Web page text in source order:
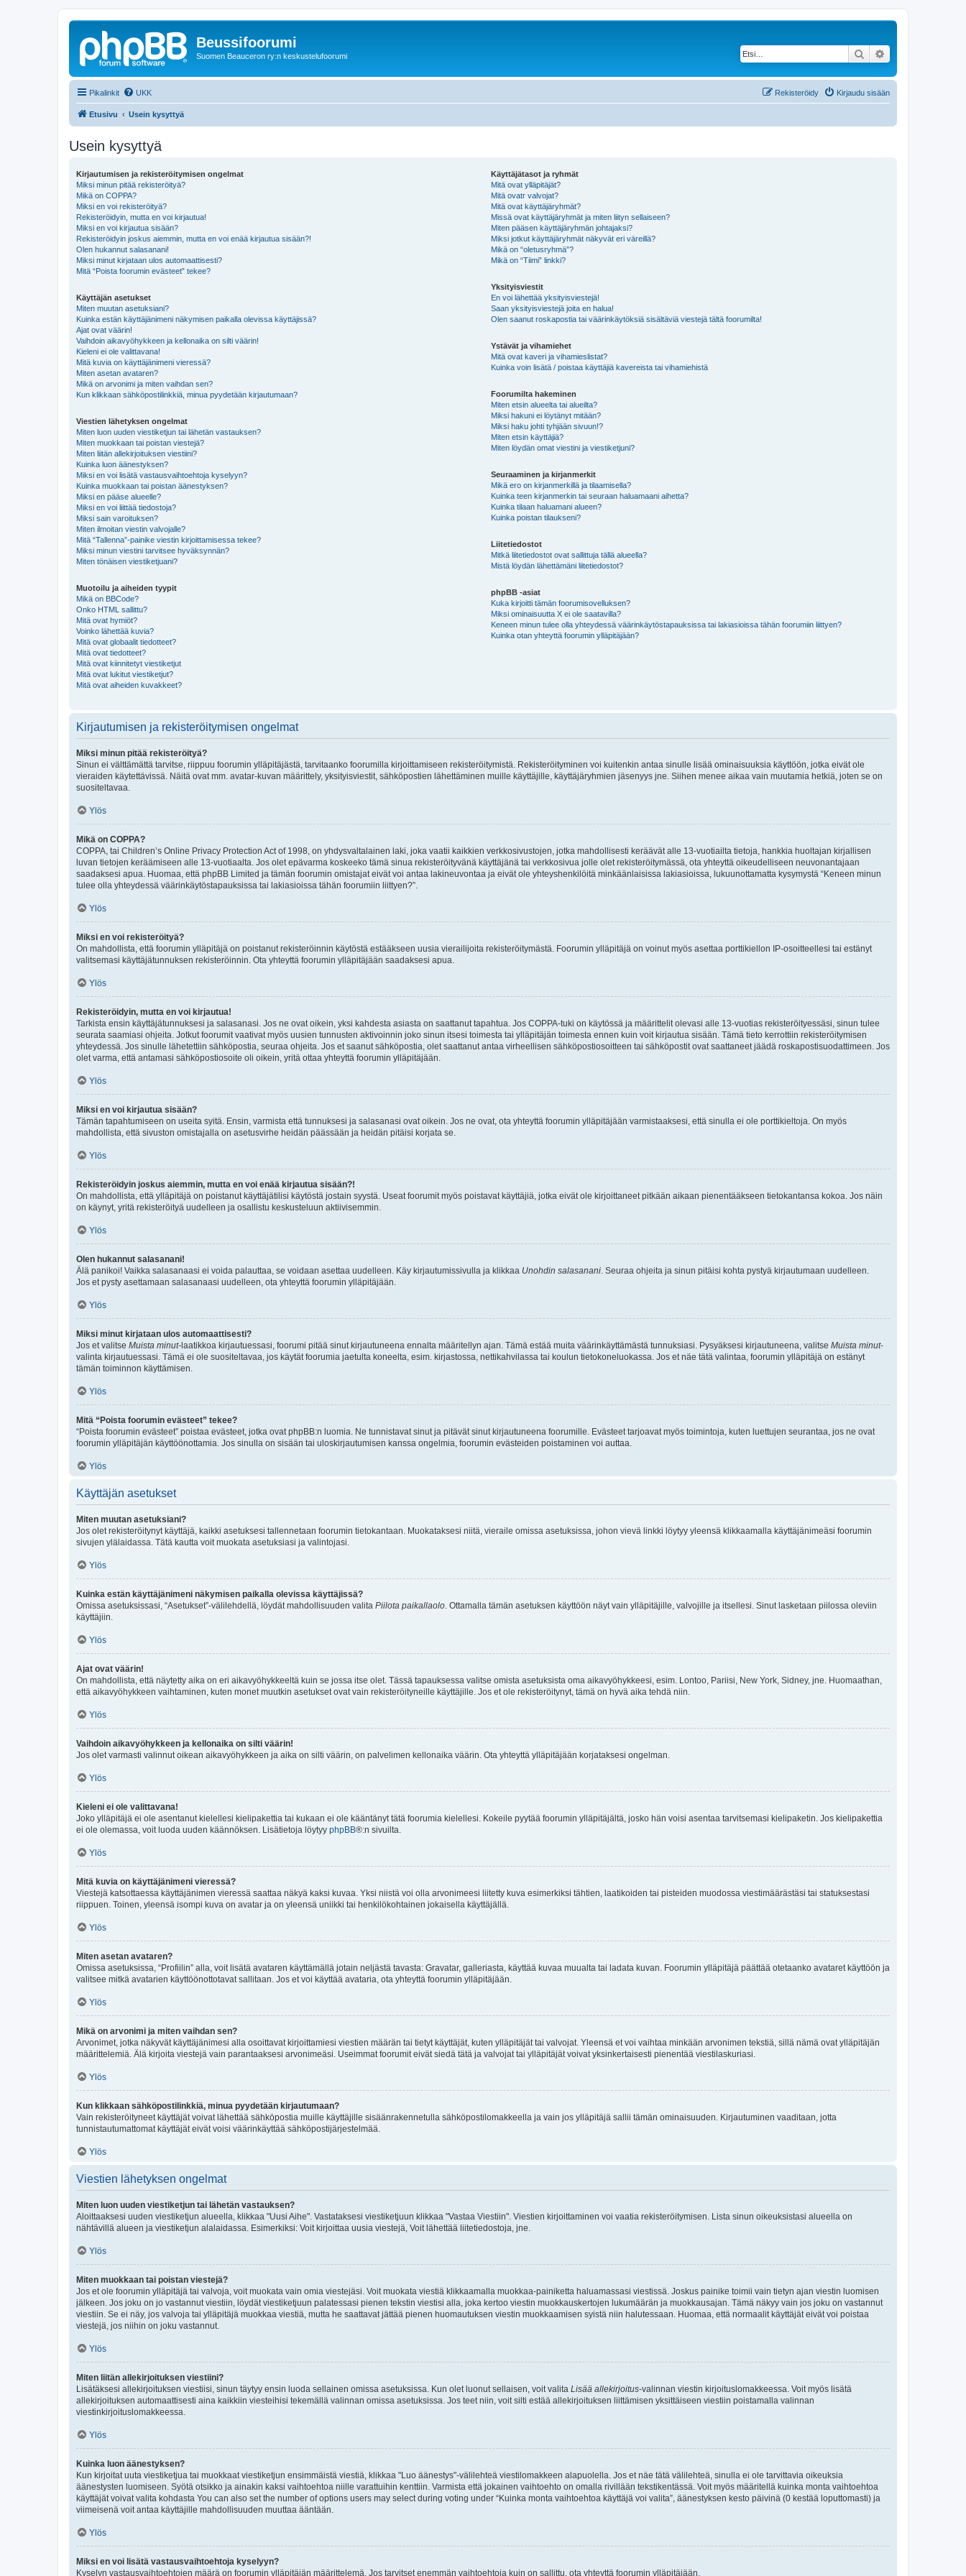
Beussifoorumi
Suomen Beauceron ry:n keskustelufoorumi Etsi
Pikalinkit UKK Kirjaudu sisään
Rekisteröidy
Etusivu Usein kysyttyä
Usein kysyttyä
Kirjautumisen ja rekisteröitymisen ongelmat
Miksi minun pitää rekisteröityä?
Mikä on COPPA?
Miksi en voi rekisteröityä?
Rekisteröidyin, mutta en voi kirjautua!
Miksi en voi kirjautua sisään?
Rekisteröidyin joskus aiemmin, mutta en voi enää kirjautua sisään?!
Olen hukannut salasanani!
Miksi minut kirjataan ulos automaattisesti?
Mitä “Poista foorumin evästeet” tekee?
Käyttäjän asetukset
Miten muutan asetuksiani?
Kuinka estän käyttäjänimeni näkymisen paikalla olevissa käyttäjissä?
Ajat ovat väärin!
Vaihdoin aikavyöhykkeen ja kellonaika on silti väärin!
Kieleni ei ole valittavana!
Mitä kuvia on käyttäjänimeni vieressä?
Miten asetan avataren?
Mikä on arvonimi ja miten vaihdan sen?
Kun klikkaan sähköpostilinkkiä, minua pyydetään kirjautumaan?
Viestien lähetyksen ongelmat
Miten luon uuden viestiketjun tai lähetän vastauksen?
Miten muokkaan tai poistan viestejä?
Miten liitän allekirjoituksen viestiini?
Kuinka luon äänestyksen?
Miksi en voi lisätä vastausvaihtoehtoja kyselyyn?
Kuinka muokkaan tai poistan äänestyksen?
Miksi en pääse alueelle?
Miksi en voi liittää tiedostoja?
Miksi sain varoituksen?
Miten ilmoitan viestin valvojalle?
Mitä “Tallenna”-painike viestin kirjoittamisessa tekee?
Miksi minun viestini tarvitsee hyväksynnän?
Miten tönäisen viestiketjuani?
Muotoilu ja aiheiden tyypit
Mikä on BBCode?
Onko HTML sallittu?
Mitä ovat hymiöt?
Voinko lähettää kuvia?
Mitä ovat globaalit tiedotteet?
Mitä ovat tiedotteet?
Mitä ovat kiinnitetyt viestiketjut
Mitä ovat lukitut viestiketjut?
Mitä ovat aiheiden kuvakkeet?
Käyttäjätasot ja ryhmät
Mitä ovat ylläpitäjät?
Mitä ovatr valvojat?
Mitä ovat käyttäjäryhmät?
Missä ovat käyttäjäryhmät ja miten liityn sellaiseen?
Miten pääsen käyttäjäryhmän johtajaksi?
Miksi jotkut käyttäjäryhmät näkyvät eri väreillä?
Mikä on “oletusryhmä”?
Mikä on “Tiimi” linkki?
Yksityisviestit
En voi lähettää yksityisviestejä!
Saan yksityisviestejä joita en halua!
Olen saanut roskapostia tai väärinkäytöksiä sisältäviä viestejä tältä foorumilta!
Ystävät ja vihamiehet
Mitä ovat kaveri ja vihamieslistat?
Kuinka voin lisätä / poistaa käyttäjiä kavereista tai vihamiehistä
Foorumilta hakeminen
Miten etsin alueelta tai alueilta?
Miksi hakuni ei löytänyt mitään?
Miksi haku johti tyhjään sivuun!?
Miten etsin käyttäjiä?
Miten löydän omat viestini ja viestiketjuni?
Seuraaminen ja kirjanmerkit
Mikä ero on kirjanmerkillä ja tilaamisella?
Kuinka teen kirjanmerkin tai seuraan haluamaani aihetta?
Kuinka tilaan haluamani alueen?
Kuinka poistan tilaukseni?
Liitetiedostot
Mitkä liitetiedostot ovat sallittuja tällä alueella?
Mistä löydän lähettämäni liitetiedostot?
phpBB -asiat
Kuka kirjoitti tämän foorumisovelluksen?
Miksi ominaisuutta X ei ole saatavilla?
Keneen minun tulee olla yhteydessä väärinkäytöstapauksissa tai lakiasioissa tähän foorumiin liittyen?
Kuinka otan yhteyttä foorumin ylläpitäjään?
Kirjautumisen ja rekisteröitymisen ongelmat
Miksi minun pitää rekisteröityä?
Sinun ei välttämättä tarvitse, riippuu foorumin ylläpitäjästä, tarvitaanko foorumilla kirjoittamiseen rekisteröitymistä. Rekisteröityminen voi kuitenkin antaa sinulle lisää ominaisuuksia käyttöön, jotka eivät ole
vieraiden käytettävissä. Näitä ovat mm. avatar-kuvan määrittely, yksityisviestit, sähköpostien lähettäminen muille käyttäjille, käyttäjäryhmien jäsenyys jne. Siihen menee aikaa vain muutamia hetkiä, joten se on
suositeltavaa.
Ylös
Mikä on COPPA?
COPPA, tai Children’s Online Privacy Protection Act of 1998, on yhdysvaltalainen laki, joka vaatii kaikkien verkkosivustojen, jotka mahdollisesti keräävät alle 13-vuotiailta tietoja, hankkia huoltajan kirjallisen
luvan tietojen keräämiseen alle 13-vuotiaalta. Jos olet epävarma koskeeko tämä sinua rekisteröityvänä käyttäjänä tai verkkosivua jolle olet rekisteröitymässä, ota yhteyttä oikeudelliseen neuvonantajaan
saadaksesi apua. Huomaa, että phpBB Limited ja tämän foorumin omistajat eivät voi antaa lakineuvontaa ja eivät ole yhteyshenkilöitä minkäänlaisissa lakiasioissa, lukuunottamatta kysymystä “Keneen minun
tulee olla yhteydessä väärinkäytöstapauksissa tai lakiasioissa tähän foorumiin liittyen?”.
Ylös
Miksi en voi rekisteröityä?
On mahdollista, että foorumin ylläpitäjä on poistanut rekisteröinnin käytöstä estääkseen uusia vierailijoita rekisteröitymästä. Foorumin ylläpitäjä on voinut myös asettaa porttikiellon IP-osoitteellesi tai estänyt
valitsemasi käyttäjätunnuksen rekisteröinnin. Ota yhteyttä foorumin ylläpitäjään saadaksesi apua.
Ylös
Rekisteröidyin, mutta en voi kirjautua!
Tarkista ensin käyttäjätunnuksesi ja salasanasi. Jos ne ovat oikein, yksi kahdesta asiasta on saattanut tapahtua. Jos COPPA-tuki on käytössä ja määrittelit olevasi alle 13-vuotias rekisteröityessäsi, sinun tulee
seurata saamiasi ohjeita. Jotkut foorumit vaativat myös uusien tunnusten aktivoinnin joko sinun itsesi toimesta tai ylläpitäjän toimesta ennen kuin voit kirjautua sisään. Tämä tieto kerrottiin rekisteröitymisen
yhteydessä. Jos sinulle lähetettiin sähköpostia, seuraa ohjeita. Jos et saanut sähköpostia, olet saattanut antaa virheellisen sähköpostiosoitteen tai sähköpostit ovat saattaneet jäädä roskapostisuodattimeen. Jos
olet varma, että antamasi sähköpostiosoite oli oikein, yritä ottaa yhteyttä foorumin ylläpitäjään.
Ylös
Miksi en voi kirjautua sisään?
Tämän tapahtumiseen on useita syitä. Ensin, varmista että tunnuksesi ja salasanasi ovat oikein. Jos ne ovat, ota yhteyttä foorumin ylläpitäjään varmistaaksesi, että sinulla ei ole porttikieltoja. On myös
mahdollista, että sivuston omistajalla on asetusvirhe heidän päässään ja heidän pitäisi korjata se.
Ylös
Rekisteröidyin joskus aiemmin, mutta en voi enää kirjautua sisään?!
On mahdollista, että ylläpitäjä on poistanut käyttäjätilisi käytöstä jostain syystä. Useat foorumit myös poistavat käyttäjiä, jotka eivät ole kirjoittaneet pitkään aikaan pienentääkseen tietokantansa kokoa. Jos näin
on käynyt, yritä rekisteröityä uudelleen ja osallistu keskusteluun aktiivisemmin.
Ylös
Olen hukannut salasanani!
Älä panikoi! Vaikka salasanaasi ei voida palauttaa, se voidaan asettaa uudelleen. Käy kirjautumissivulla ja klikkaa Unohdin salasanani . Seuraa ohjeita ja sinun pitäisi kohta pystyä kirjautumaan uudelleen.
Jos et pysty asettamaan salasanaasi uudelleen, ota yhteyttä foorumin ylläpitäjään.
Ylös
Miksi minut kirjataan ulos automaattisesti?
Jos et valitse Muista minut-laatikkoa kirjautuessasi, foorumi pitää sinut kirjautuneena ennalta määritellyn ajan. Tämä estää muita väärinkäyttämästä tunnuksiasi. Pysyäksesi kirjautuneena, valitse Muista minut-
valinta kirjautuessasi. Tämä ei ole suositeltavaa, jos käytät foorumia jaetulta koneelta, esim. kirjastossa, nettikahvilassa tai koulun tietokoneluokassa. Jos et näe tätä valintaa, foorumin ylläpitäjä on estänyt
tämän toiminnon käyttämisen.
Ylös
Mitä “Poista foorumin evästeet” tekee?
“Poista foorumin evästeet” poistaa evästeet, jotka ovat phpBB:n luomia. Ne tunnistavat sinut ja pitävät sinut kirjautuneena foorumille. Evästeet tarjoavat myös toimintoja, kuten luettujen seurantaa, jos ne ovat
foorumin ylläpitäjän käyttöönottamia. Jos sinulla on sisään tai uloskirjautumisen kanssa ongelmia, foorumin evästeiden poistaminen voi auttaa.
Ylös
Käyttäjän asetukset
Miten muutan asetuksiani?
Jos olet rekisteröitynyt käyttäjä, kaikki asetuksesi tallennetaan foorumin tietokantaan. Muokataksesi niitä, vieraile omissa asetuksissa, johon vievä linkki löytyy yleensä klikkaamalla käyttäjänimeäsi foorumin
sivujen ylälaidassa. Tätä kautta voit muokata asetuksiasi ja valintojasi.
Ylös
Kuinka estän käyttäjänimeni näkymisen paikalla olevissa käyttäjissä?
Omissa asetuksissasi, “Asetukset”-välilehdellä, löydät mahdollisuuden valita Piilota paikallaolo . Ottamalla tämän asetuksen käyttöön näyt vain ylläpitäjille, valvojille ja itsellesi. Sinut lasketaan piilossa oleviin
käyttäjiin.
Ylös
Ajat ovat väärin!
On mahdollista, että näytetty aika on eri aikavyöhykkeeltä kuin se jossa itse olet. Tässä tapauksessa valitse omista asetuksista oma aikavyöhykkeesi, esim. Lontoo, Pariisi, New York, Sidney, jne. Huomaathan,
että aikavyöhykkeen vaihtaminen, kuten monet muutkin asetukset ovat vain rekisteröityneille käyttäjille. Jos et ole rekisteröitynyt, tämä on hyvä aika tehdä niin.
Ylös
Vaihdoin aikavyöhykkeen ja kellonaika on silti väärin!
Jos olet varmasti valinnut oikean aikavyöhykkeen ja aika on silti väärin, on palvelimen kellonaika väärin. Ota yhteyttä ylläpitäjään korjataksesi ongelman.
Ylös
Kieleni ei ole valittavana!
Joko ylläpitäjä ei ole asentanut kielellesi kielipakettia tai kukaan ei ole kääntänyt tätä foorumia kielellesi. Kokeile pyytää foorumin ylläpitäjältä, josko hän voisi asentaa tarvitsemasi kielipaketin. Jos kielipakettia
ei ole olemassa, voit luoda uuden käännöksen. Lisätietoja löytyy phpBB®:n sivuilta.
Ylös
Mitä kuvia on käyttäjänimeni vieressä?
Viestejä katsottaessa käyttäjänimen vieressä saattaa näkyä kaksi kuvaa. Yksi niistä voi olla arvonimeesi liitetty kuva esimerkiksi tähtien, laatikoiden tai pisteiden muodossa viestimäärästäsi tai statuksestasi
riippuen. Toinen, yleensä isompi kuva on avatar ja on yleensä uniikki tai henkilökohtainen jokaisella käyttäjällä.
Ylös
Miten asetan avataren?
Omissa asetuksissa, “Profiilin” alla, voit lisätä avataren käyttämällä jotain neljästä tavasta: Gravatar, galleriasta, käyttää kuvaa muualta tai ladata kuvan. Foorumin ylläpitäjä päättää otetaanko avataret käyttöön ja
valitsee mitkä avatarien käyttöönottotavat sallitaan. Jos et voi käyttää avataria, ota yhteyttä foorumin ylläpitäjään.
Ylös
Mikä on arvonimi ja miten vaihdan sen?
Arvonimet, jotka näkyvät käyttäjänimesi alla osoittavat kirjoittamiesi viestien määrän tai tietyt käyttäjät, kuten ylläpitäjät tai valvojat. Yleensä et voi vaihtaa minkään arvonimen tekstiä, sillä nämä ovat ylläpitäjän
määrittelemiä. Älä kirjoita viestejä vain parantaaksesi arvonimeäsi. Useimmat foorumit eivät siedä tätä ja valvojat tai ylläpitäjät voivat yksinkertaisesti pienentää viestilaskuriasi.
Ylös
Kun klikkaan sähköpostilinkkiä, minua pyydetään kirjautumaan?
Vain rekisteröityneet käyttäjät voivat lähettää sähköpostia muille käyttäjille sisäänrakennetulla sähköpostilomakkeella ja vain jos ylläpitäjä sallii tämän ominaisuuden. Kirjautuminen vaaditaan, jotta
tunnistautumattomat käyttäjät eivät voisi väärinkäyttää sähköpostijärjestelmää.
Ylös
Viestien lähetyksen ongelmat
Miten luon uuden viestiketjun tai lähetän vastauksen?
Aloittaaksesi uuden viestiketjun alueella, klikkaa "Uusi Aihe". Vastataksesi viestiketjuun klikkaa "Vastaa Viestiin". Viestien kirjoittaminen voi vaatia rekisteröitymisen. Lista sinun oikeuksistasi alueella on
nähtävillä alueen ja viestiketjun alalaidassa. Esimerkiksi: Voit kirjoittaa uusia viestejä, Voit lähettää liitetiedostoja, jne.
Ylös
Miten muokkaan tai poistan viestejä?
Jos et ole foorumin ylläpitäjä tai valvoja, voit muokata vain omia viestejäsi. Voit muokata viestiä klikkaamalla muokkaa-painiketta haluamassasi viestissä. Joskus painike toimii vain tietyn ajan viestin luomisen
jälkeen. Jos joku on jo vastannut viestiin, löydät viestiketjuun palatessasi pienen tekstin viestisi alla, joka kertoo viestin muokkauskertojen lukumäärän ja muokkausajan. Tämä näkyy vain jos joku on vastannut
viestiin. Se ei näy, jos valvoja tai ylläpitäjä muokkaa viestiä, mutta he saattavat jättää pienen huomautuksen viestin muokkaamisen syistä niin halutessaan. Huomaa, että normaalit käyttäjät eivät voi poistaa
viestejä, jos niihin on joku vastannut.
Ylös
Miten liitän allekirjoituksen viestiini?
Lisätäksesi allekirjoituksen viestiisi, sinun täytyy ensin luoda sellainen omissa asetuksissa. Kun olet luonut sellaisen, voit valita Lisää allekirjoitus-valinnan viestin kirjoituslomakkeessa. Voit myös lisätä
allekirjoituksen automaattisesti aina kaikkiin viesteihisi tekemällä valinnan omissa asetuksissa. Jos teet niin, voit silti estää allekirjoituksen liittämisen yksittäiseen viestiin poistamalla valinnan
viestinkirjoituslomakkeessa.
Ylös
Kuinka luon äänestyksen?
Kun kirjoitat uuta viestiketjua tai muokkaat viestiketjun ensimmäistä viestiä, klikkaa "Luo äänestys"-välilehteä viestilomakkeen alapuolella. Jos et näe tätä välilehteä, sinulla ei ole tarvittavia oikeuksia
äänestysten luomiseen. Syötä otsikko ja ainakin kaksi vaihtoehtoa niille varattuihin kenttiin. Varmista että jokainen vaihtoehto on omalla rivillään tekstikentässä. Voit myös määritellä kuinka monta vaihtoehtoa
käyttäjät voivat valita kohdasta You can also set the number of options users may select during voting under “Kuinka monta vaihtoehtoa käyttäjä voi valita”, äänestyksen kesto päivinä (0 kestää loputtomasti) ja
viimeisenä voit antaa käyttäjille mahdollisuuden muuttaa ääntään.
Ylös
Miksi en voi lisätä vastausvaihtoehtoja kyselyyn?
Kyselyn vastausvaihtoehtojen määrä on foorumin ylläpitäjän määrittelemä. Jos tarvitset enemmän vaihtoehtoja kuin on sallittu, ota yhteyttä foorumin ylläpitäjään.